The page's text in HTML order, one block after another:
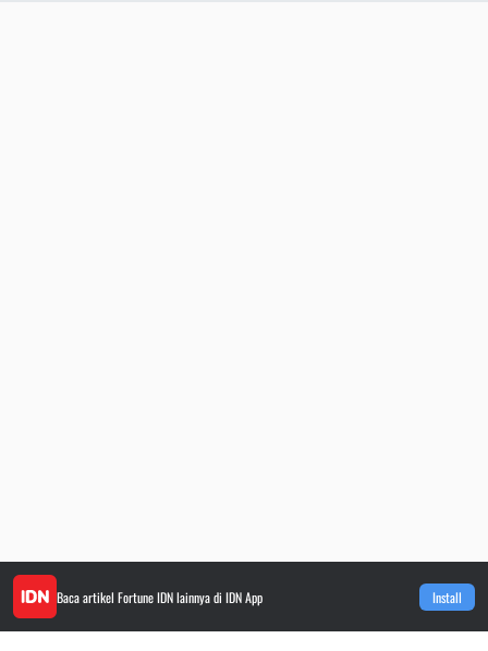
Baca artikel Fortune IDNlainnya di IDN App Install